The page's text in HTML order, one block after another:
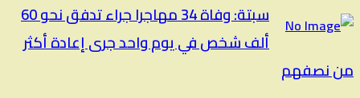
سبتة: وفاة 34 مهاجرا جراء تدفق نحو 60
ألف شخص في يوم واحد جرى إعادة أكثر
من نصفهم